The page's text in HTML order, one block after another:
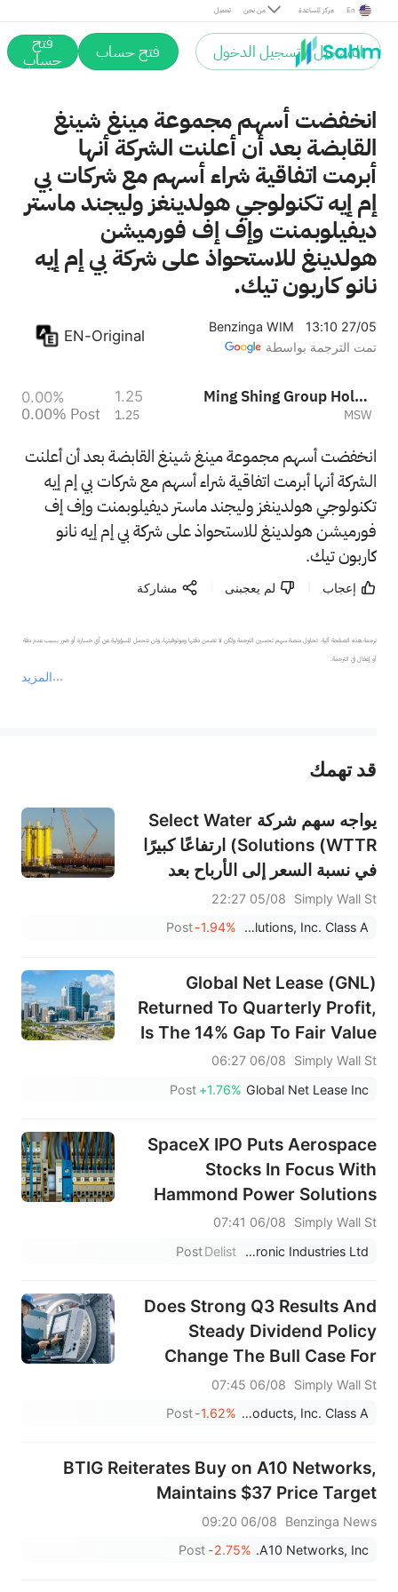
تحميل من نحن مركز المساعدة En
التسجيل / تسجيل الدخول فتح حساب فتح
حساب
انخفضت أسهم مجموعة مينغ شينغ
القابضة بعد أن أعلنت الشركة أنها
أبرمت اتفاقية شراء أسهم مع شركات بي
إم إيه تكنولوجي هولدينغز وليجند ماستر
ديفيلوبمنت وإف إف فورميشن
هولدينغ للاستحواذ على شركة بي إم إيه
نانو كاربون تيك.
Benzinga WIM
13:10 27/05
تمت الترجمة بواسطة
EN-Original
Ming Shing Group Holdings Limited
MSW
1.25
1.25
0.00%
0.00% Post
انخفضت أسهم مجموعة مينغ شينغ القابضة بعد أن أعلنت
الشركة أنها أبرمت اتفاقية شراء أسهم مع شركات بي إم إيه
تكنولوجي هولدينغز وليجند ماستر ديفيلوبمنت وإف إف
فورميشن هولدينغ للاستحواذ على شركة بي إم إيه نانو
كاربون تيك.
إعجاب لم يعجبنى مشاركة
المزيد
ترجمة هذه الصفحة آلية. تحاول منصة سهم تحسين الترجمة ولكن لا تضمن دقتها وموثوقيتها، ولن تتحمل المسؤولية عن أي خسارة أو ضرر بسبب عدم دقة
أو إغفال في الترجمة.
عند الضرورة، يرجى استشارة مستشار استثمار محترف. لا تقدم منصة سهم أي مشورة استثمارية، ولا تقدم أي التزامات أو ضمانات.
قد تهمك
يواجه سهم شركة Select Water
Solutions (WTTR) ارتفاعًا كبيرًا
في نسبة السعر إلى الأرباح بعد
الأرباح
Simply Wall St
05/08 22:27
Select Water Solutions, Inc. Class A
-1.94%
Post
Global Net Lease (GNL)
Returned To Quarterly Profit,
Is The 14% Gap To Fair Value
Enough?
Simply Wall St
06/08 06:27
Global Net Lease Inc
+1.76%
Post
SpaceX IPO Puts Aerospace
Stocks In Focus With
Hammond Power Solutions
and RADA
Simply Wall St
06/08 07:41
Rada Electronic Industries Ltd.
Delist
Post
Does Strong Q3 Results And
Steady Dividend Policy
Change The Bull Case For
Mueller Water Products
(MWA)?
Simply Wall St
06/08 07:45
Mueller Water Products, Inc. Class A
-1.62%
Post
BTIG Reiterates Buy on A10 Networks,
Maintains $37 Price Target
Benzinga News
06/08 09:20
A10 Networks, Inc.
-2.75%
Post